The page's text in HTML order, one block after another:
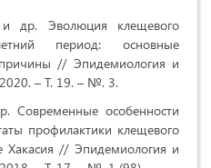
др. Эволюция клещевого
период: основные
// Эпидемиология и
– Т. 19. – №. 3.
Современные особенности
профилактики клещевого
Хакасия // Эпидемиология и